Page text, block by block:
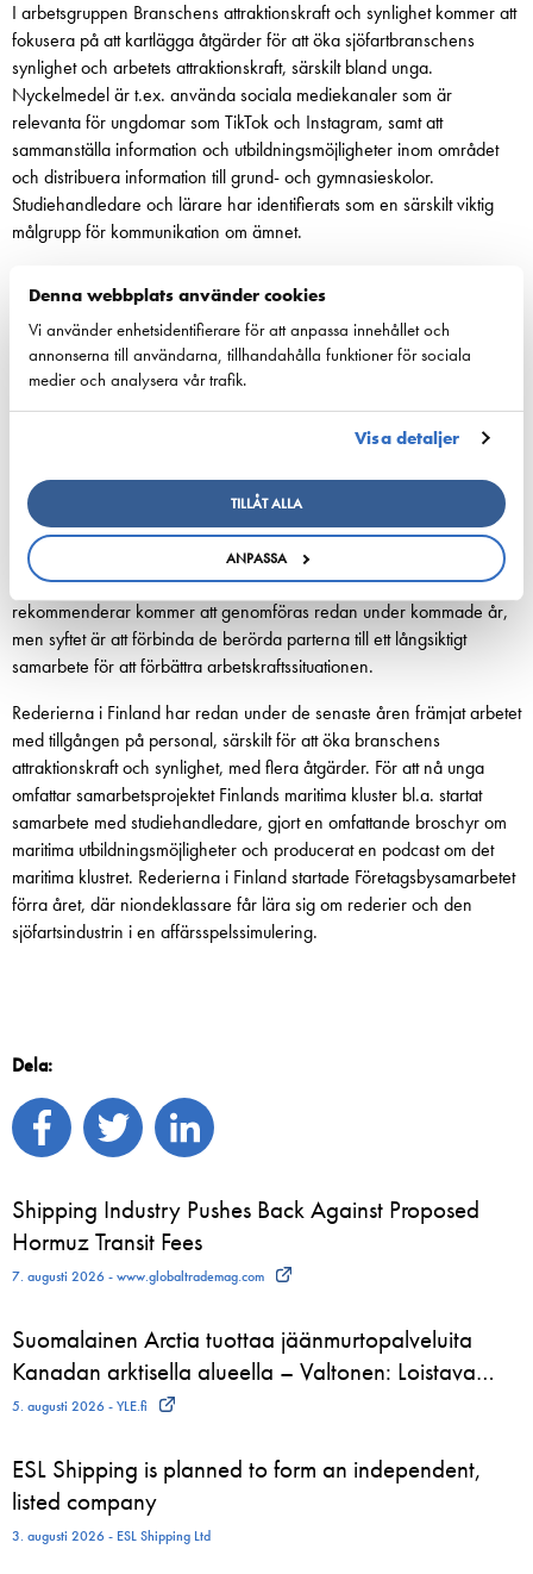
Denna webbplats använder cookies
Vi använder enhetsidentifierare för att anpassa innehållet och
annonserna till användarna, tillhandahålla funktioner för sociala
medier och analysera vår trafik.
Visa detaljer
TILLÅT ALLA
ANPASSA
I arbetsgruppen Branschens attraktionskraft och synlighet kommer att
fokusera på att kartlägga åtgärder för att öka sjöfartbranschens
synlighet och arbetets attraktionskraft, särskilt bland unga.
Nyckelmedel är t.ex. använda sociala mediekanaler som är
relevanta för ungdomar som TikTok och Instagram, samt att
sammanställa information och utbildningsmöjligheter inom området
och distribuera information till grund- och gymnasieskolor.
Studiehandledare och lärare har identifierats som en särskilt viktig
målgrupp för kommunikation om ämnet.
konsekvens
För tillfället är sjöfartbranschen inte den enda som brottas med brist
på arbetskraft – tvärtom. Följaktligen kan lösningar på problem inte
investeringar i den sjöfartsbranschen för att lösa utmaningarna.
Målet med projektet Sjöfartens arbetskraftstillgänglighet är att
slutresultatet av det arbete som nu påbörjats är att skapa en
gemensam vision om vilka åtgärder som kan användas för att
förbättra tillgången på sjöfartspersonal både under de närmaste åren
och i det långa loppet. De åtgärder som arbetsgrupperna
rekommenderar kommer att genomföras redan under kommade år,
men syftet är att förbinda de berörda parterna till ett långsiktigt
samarbete för att förbättra arbetskraftssituationen.
Rederierna i Finland har redan under de senaste åren främjat arbetet
med tillgången på personal, särskilt för att öka branschens
attraktionskraft och synlighet, med flera åtgärder. För att nå unga
omfattar samarbetsprojektet Finlands maritima kluster bl.a. startat
samarbete med studiehandledare, gjort en omfattande broschyr om
maritima utbildningsmöjligheter och producerat en podcast om det
maritima klustret. Rederierna i Finland startade Företagsbysamarbetet
förra året, där niondeklassare får lära sig om rederier och den
sjöfartsindustrin i en affärsspelssimulering.
Dela:
Shipping Industry Pushes Back Against Proposed
Hormuz Transit Fees
7. augusti 2026 - www.globaltrademag.com
Suomalainen Arctia tuottaa jäänmurtopalveluita
Kanadan arktisella alueella – Valtonen: Loistava…
5. augusti 2026 - YLE.fi
ESL Shipping is planned to form an independent,
listed company
3. augusti 2026 - ESL Shipping Ltd